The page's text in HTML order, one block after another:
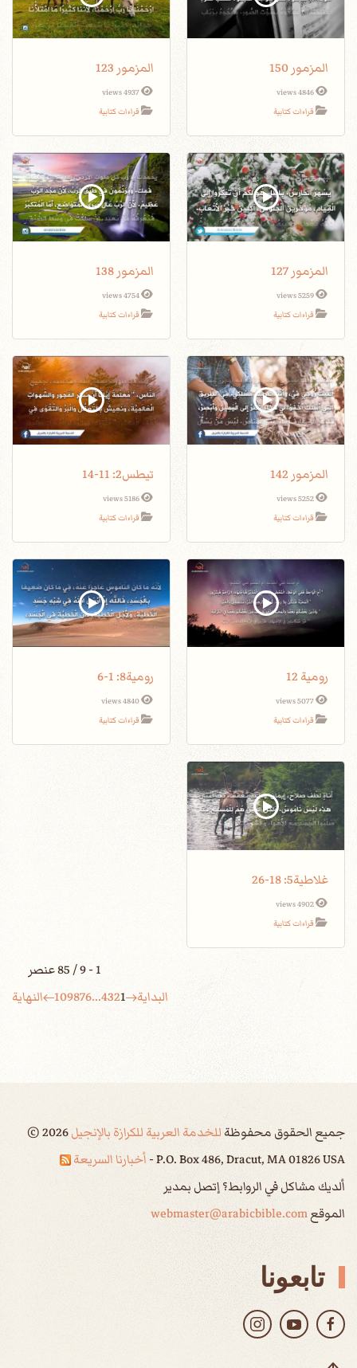
المزمور 150
4846 views
قراءات كتابية
المزمور 123
4937 views
قراءات كتابية
المزمور 127
5259 views
قراءات كتابية
المزمور 138
4754 views
قراءات كتابية
المزمور 142
5252 views
قراءات كتابية
تيطس2: 11-14
5186 views
قراءات كتابية
رومية 12
5077 views
قراءات كتابية
رومية8: 1-6
4840 views
قراءات كتابية
غلاطية5: 18-26
4902 views
قراءات كتابية
1 - 9 / 85 عنصر
البداية
1
2
3
4
...
6
7
8
9
10 النهاية
جميع الحقوق محفوظةللخدمة العربية للكرازة بالإنجيل ©2026
P.O. Box 486, Dracut, MA 01826 USA - أخبارنا السريعة
ألديك مشاكل في الروابط؟ إتصل بمدير
الموقعwebmaster@arabicbible.com
تابعونا